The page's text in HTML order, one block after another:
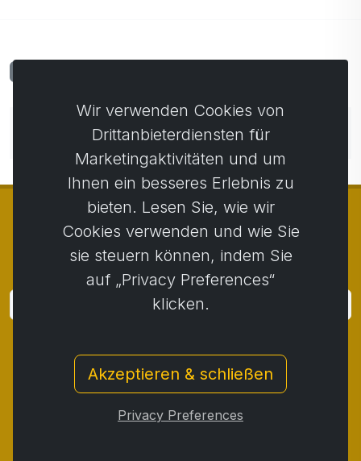
einen Kommentar abgibt.
© Copyright 2014 - 2026
Geschäftsbedingungen / Privatsphäre
Rückgaberecht / Beschwerdeprotokoll
Rücktritt vom Vertrag
/ Cookies
Wir verwenden Cookies von
Drittanbieterdiensten für
Marketingaktivitäten und um
Ihnen ein besseres Erlebnis zu
bieten. Lesen Sie, wie wir
Cookies verwenden und wie Sie
sie steuern können, indem Sie
auf „Privacy Preferences“
klicken.
Akzeptieren & schließen
Privacy Preferences